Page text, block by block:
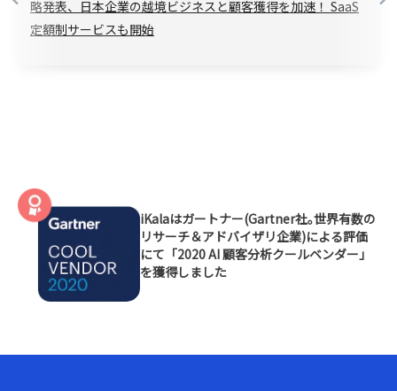
略発表、日本企業の越境ビジネスと顧客獲得を加速！ SaaS
定額制サービスも開始
iKalaはガートナー(Gartner社｡世界有数の
リサーチ＆アドバイザリ企業)による評価
にて「2020 AI 顧客分析クールベンダー」
を獲得しました